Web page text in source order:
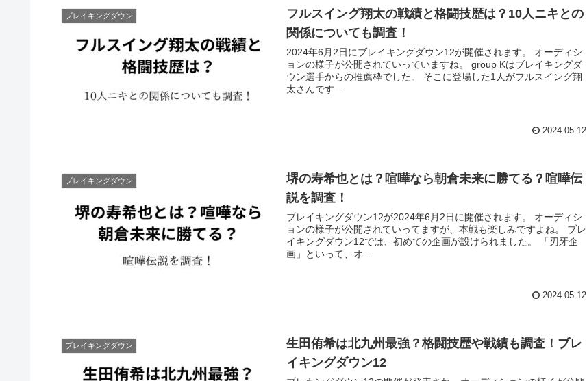
ブレイキングダウン
フルスイング翔太の戦績と格闘技歴は？10人ニキとの
関係についても調査！
2024年6月2日にブレイキングダウン12が開催されます。 オーディシ
ョンの様子が公開されていっていますね。 group Kはブレイキングダ
ウン選手からの推薦枠でした。 そこに登場した1人がフルスイング翔
太さんです...
2024.05.12
ブレイキングダウン
堺の寿希也とは？喧嘩なら朝倉未来に勝てる？喧嘩伝
説を調査！
ブレイキングダウン12が2024年6月2日に開催されます。 オーディシ
ョンの様子が公開されていってますが、本戦も楽しみですよね。 ブレ
イキングダウン12では、初めての企画が設けられました。 「刃牙企
画」といって、オ...
2024.05.12
ブレイキングダウン
生田侑希は北九州最強？格闘技歴や戦績も調査！ブレ
イキングダウン12